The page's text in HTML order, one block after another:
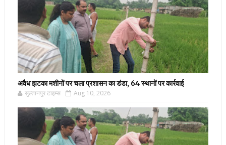
अवैध झटका मशीनों पर चला प्रशासन का डंडा, 64 स्थानों पर कार्रवाई
सुल्तानपुर टाइम्स Aug 10, 2026